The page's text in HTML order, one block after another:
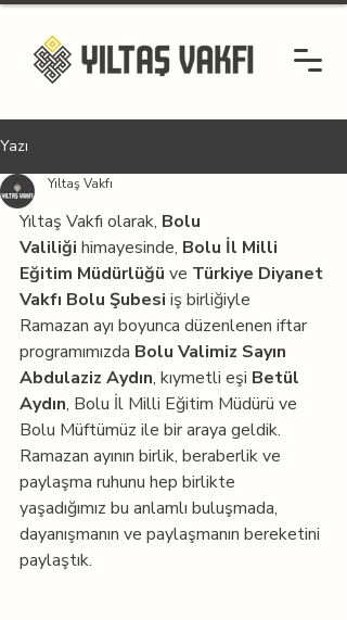
Yazı
Yıltaş Vakfı
Yıltaş Vakfı olarak, Bolu
Valiliği himayesinde, Bolu İl Milli
Eğitim Müdürlüğü ve Türkiye Diyanet
Vakfı Bolu Şubesi iş birliğiyle
Ramazan ayı boyunca düzenlenen iftar
programımızda Bolu Valimiz Sayın
Abdulaziz Aydın, kıymetli eşi Betül
Aydın, Bolu İl Milli Eğitim Müdürü ve
Bolu Müftümüz ile bir araya geldik.
Ramazan ayının birlik, beraberlik ve
paylaşma ruhunu hep birlikte
yaşadığımız bu anlamlı buluşmada,
dayanışmanın ve paylaşmanın bereketini
paylaştık.